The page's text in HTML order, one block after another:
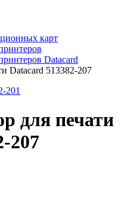
карт
Datacard
Datacard 513382-207
для печати
207